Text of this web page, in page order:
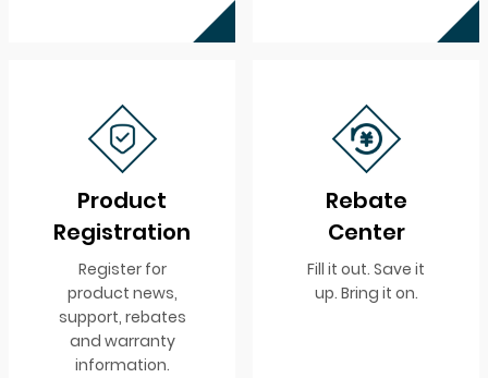
Product
Registration
Register for
product news,
support, rebates
and warranty
information.
Rebate
Center
Fill it out. Save it
up. Bring it on.